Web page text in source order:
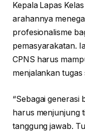
Kepala Lapas
arahannya
profesionalisme
pemasyarakatan.
CPNS harus
menjalankan
“Sebagai generasi
harus menjunjung
tanggung jawab.